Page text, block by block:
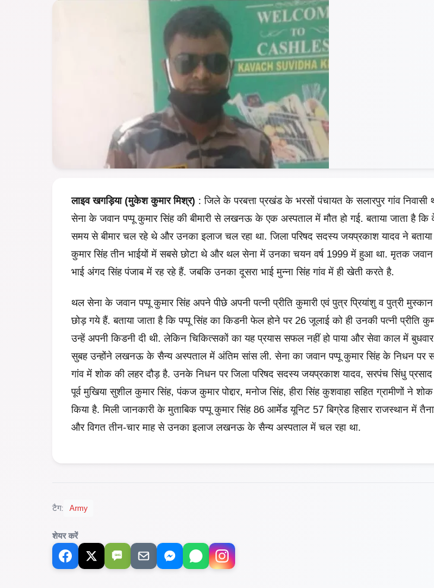
लाइव खगड़िया (मुकेश कुमार मिश्र) : जिले के परबत्ता प्रखंड के भरसों पंचायत के सलारपुर गांव निवासी
सेना के जवान पप्पू कुमार सिंह की बीमारी से लखनऊ के एक अस्पताल में मौत हो गई. बताया जाता है कि
समय से बीमार चल रहे थे और उनका इलाज चल रहा था. जिला परिषद सदस्य जयप्रकाश यादव ने बताया
कुमार सिंह तीन भाईयों में सबसे छोटा थे और थल सेना में उनका चयन वर्ष 1999 में हुआ था. मृतक
भाई अंगद सिंह पंजाब में रह रहे हैं. जबकि उनका दूसरा भाई मुन्ना सिंह गांव में ही खेती करते है.
थल सेना के जवान पप्पू कुमार सिंह अपने पीछे अपनी पत्नी प्रीति कुमारी एवं पुत्र प्रियांशु व पुत्री
छोड़ गये हैं. बताया जाता है कि पप्पू सिंह का किडनी फेल होने पर 26 जूलाई को ही उनकी पत्नी प्रीति
उन्हें अपनी किडनी दी थी. लेकिन चिकित्सकों का यह प्रयास सफल नहीं हो पाया और सेवा काल में
सुबह उन्होंने लखनऊ के सैन्य अस्पताल में अंतिम सांस ली. सेना का जवान पप्पू कुमार सिंह के निधन पर
गांव में शोक की लहर दौड़ है. उनके निधन पर जिला परिषद सदस्य जयप्रकाश यादव, सरपंच सिंधु प्रसाद
पूर्व मुखिया सुशील कुमार सिंह, पंकज कुमार पोद्दार, मनोज सिंह, हीरा सिंह कुशवाहा सहित ग्रामीणों ने
किया है. मिली जानकारी के मुताबिक पप्पू कुमार सिंह 86 आर्मेड यूनिट 57 बिग्रेड हिसार राजस्थान में
और विगत तीन-चार माह से उनका इलाज लखनऊ के सैन्य अस्पताल में चल रहा था.
टैग: Army
शेयर करें
SMS